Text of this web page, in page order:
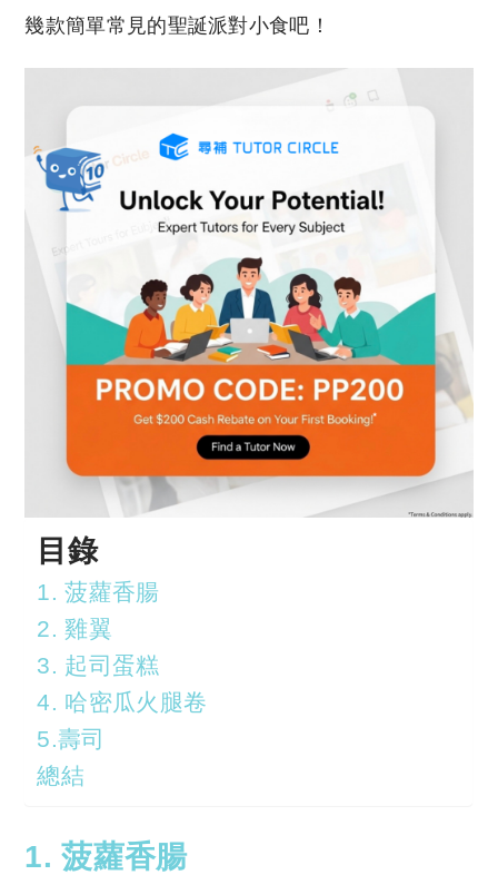
幾款簡單常見的聖誕派對小食吧！
目錄
1. 菠蘿香腸
2. 雞翼
3. 起司蛋糕
4. 哈密瓜火腿卷
5.壽司
總結
1. 菠蘿香腸